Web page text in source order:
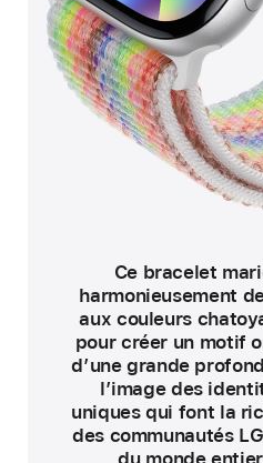
Ce bracelet
harmonieusement
aux couleurs
pour créer un motif
d’une grande
l’image des
uniques qui font la
des communautés
du monde entier.